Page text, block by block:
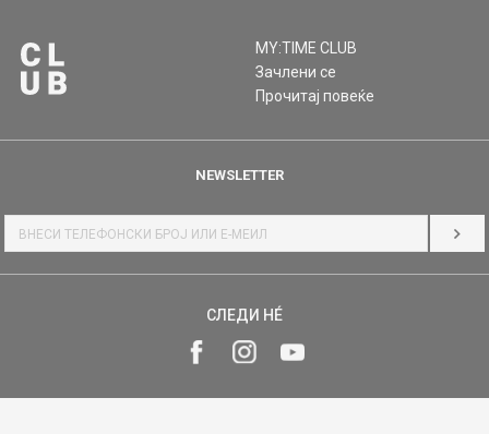
MY:TIME CLUB
Зачлени се
Прочитај повеќе
NEWSLETTER
СЛЕДИ НÉ